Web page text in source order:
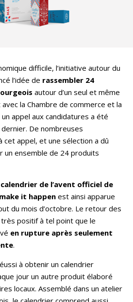
difficile, l’initiative autour du
l’idée de rassembler 24
autour d’un seul et même
la Chambre de commerce et la
appel aux candidatures a été
De nombreuses
appel, et une sélection a dû
un ensemble de 24 produits
calendrier de l’avent officiel de
it happen est ainsi apparue
du mois d’octobre. Le retour des
positif à tel point que le
en rupture après seulement
.
à obtenir un calendrier
jour un autre produit élaboré
locaux. Assemblé dans un atelier